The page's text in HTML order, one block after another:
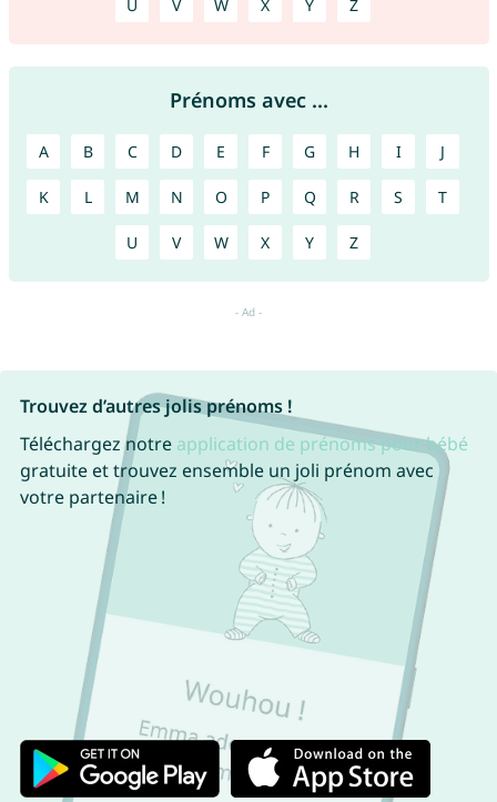
U V W X Y Z
Prénoms avec ...
A B C D E F G H I J
K L M N O P Q R S T
U V W X Y Z
Trouvez d’autres jolis prénoms !
Téléchargez notre application de prénoms pour bébé
gratuite et trouvez ensemble un joli prénom avec
votre partenaire !